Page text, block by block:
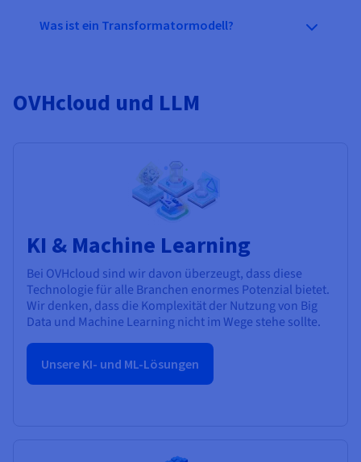
Was ist ein Transformatormodell?
OVHcloud und LLM
KI & Machine Learning
Bei OVHcloud sind wir davon überzeugt, dass diese
Technologie für alle Branchen enormes Potenzial bietet.
Wir denken, dass die Komplexität der Nutzung von Big
Data und Machine Learning nicht im Wege stehe sollte.
Unsere KI- und ML-Lösungen